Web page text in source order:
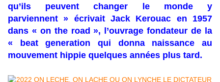
qu’ils peuvent changer le monde y
parviennent » écrivait Jack Kerouac en 1957
dans « on the road », l’ouvrage fondateur de la
« beat generation qui donna naissance au
mouvement hippie quelques années plus tard.